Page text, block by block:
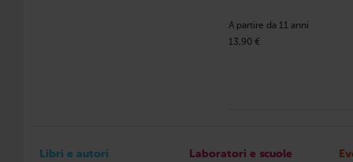
A partire da 11 anni
13,90 €
Libri e autori Laboratori e scuole